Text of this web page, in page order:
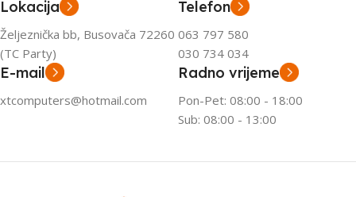
Lokacija
Željeznička bb, Busovača 72260
(TC Party)
Telefon
063 797 580
030 734 034
E-mail
xtcomputers@hotmail.com
Radno vrijeme
Pon-Pet: 08:00 - 18:00
Sub: 08:00 - 13:00